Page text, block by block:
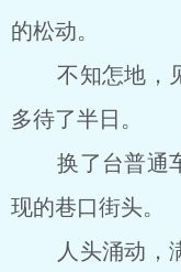
的松动。
不知怎地，见
多待了半日。
换了台普通车
现的巷口街头。
人头涌动，满